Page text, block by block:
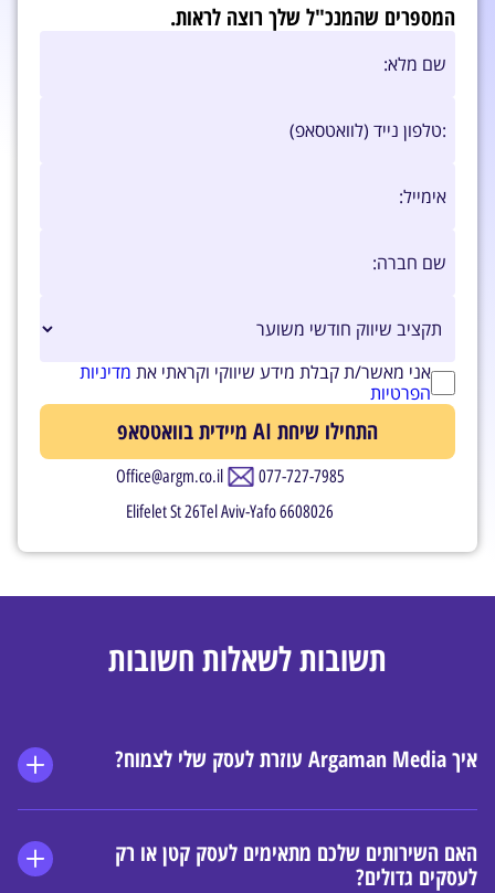
המספרים שהמנכ"ל שלך רוצה לראות.
אני מאשר/ת קבלת מידע שיווקי וקראתי את מדיניות
הפרטיות
077-727-7985
Office@argm.co.il
Elifelet St 26Tel Aviv-Yafo 6608026
תשובות לשאלות חשובות
איך Argaman Media עוזרת לעסק שלי לצמוח?
לעסקים גדולים?